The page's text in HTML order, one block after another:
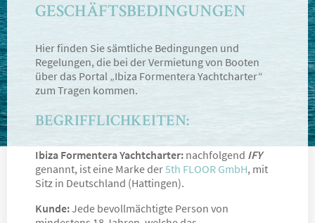
GESCHÄFTSBEDINGUNGEN
Hier finden Sie sämtliche Bedingungen und
Regelungen, die bei der Vermietung von Booten
über das Portal „Ibiza Formentera Yachtcharter“
zum Tragen kommen.
BEGRIFFLICHKEITEN:
Ibiza Formentera Yachtcharter: nachfolgend IFY
genannt, ist eine Marke der5th FLOOR GmbH, mit
Sitz in Deutschland (Hattingen).
Kunde:Jede bevollmächtigte Person von